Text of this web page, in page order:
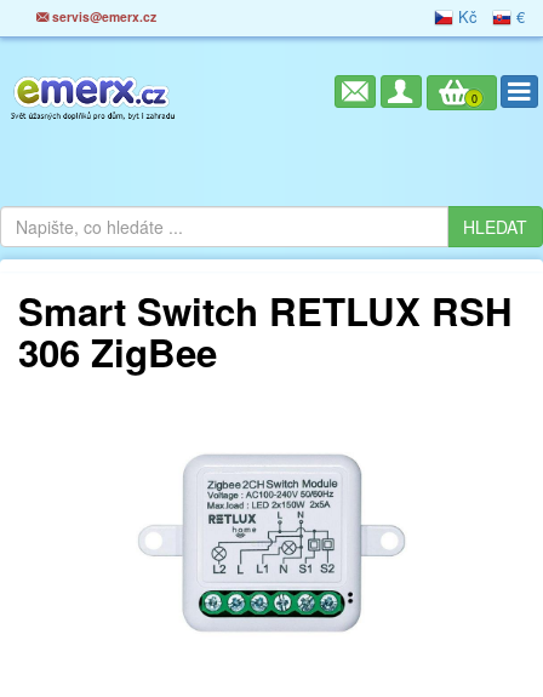
servis@emerx.cz Kč €
0
Smart Switch RETLUX RSH
306 ZigBee